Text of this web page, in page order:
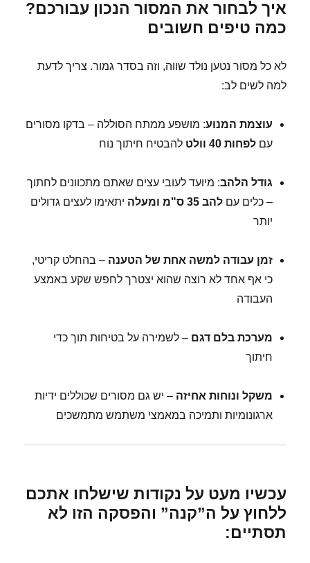
איך לבחור את המסור הנכון עבורכם?
כמה טיפים חשובים
לא כל מסור נטען נולד שווה, וזה בסדר גמור. צריך לדעת
למה לשים לב:
עוצמת המנוע: מושפע ממתח הסוללה – בדקו מסורים
עםלפחות 40 וולט להבטיח חיתוך נוח
גודל הלהב: מיועד לעובי עצים שאתם מתכוונים לחתוך
– כלים עםלהב 35 ס"מ ומעלה
יתאימו לעצים גדולים
יותר
זמן עבודה למשה אחת של הטענה – בהחלט קריטי,
כי אף אחד לא רוצה שהוא יצטרך לחפש שקע באמצע
העבודה
מערכת בלם דגם – לשמירה על בטיחות תוך כדי
חיתוך
משקל ונוחות אחיזה – יש גם מסורים שכוללים ידיות
ארגונומיות ותמיכה במאמצי משתמש מתמשכים
עכשיו מעט על נקודות שישלחו אתכם
ללחוץ על ה”קנה” והפסקה הזו לא
תסתיים: